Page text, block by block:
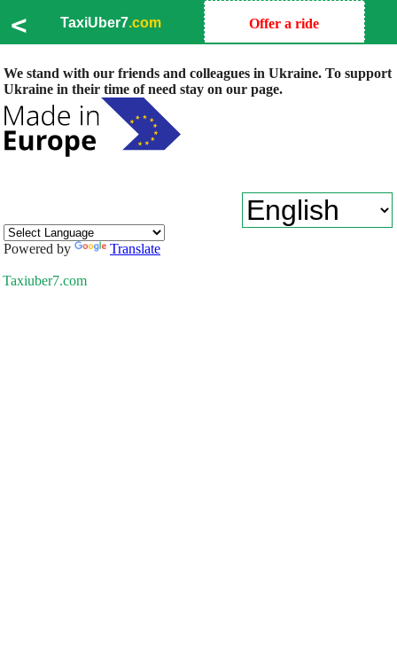
< TaxiUber7.com Offer a ride
We stand with our friends and colleagues in Ukraine. To support
Ukraine in their time of need stay on our page.
Powered by Translate
Taxiuber7.com